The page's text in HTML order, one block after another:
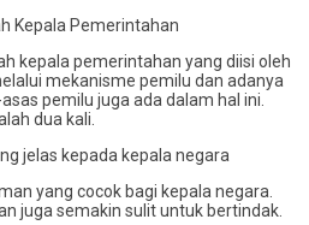
Kepala Pemerintahan
kepala pemerintahan yang diisi oleh
mekanisme pemilu dan adanya
pemilu juga ada dalam hal ini.
dua kali.
jelas kepada kepala negara
yang cocok bagi kepala negara.
juga semakin sulit untuk bertindak.